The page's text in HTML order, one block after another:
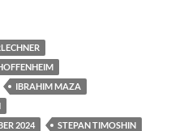
IBRAHIM MAZA
2024
STEPAN TIMOSHIN